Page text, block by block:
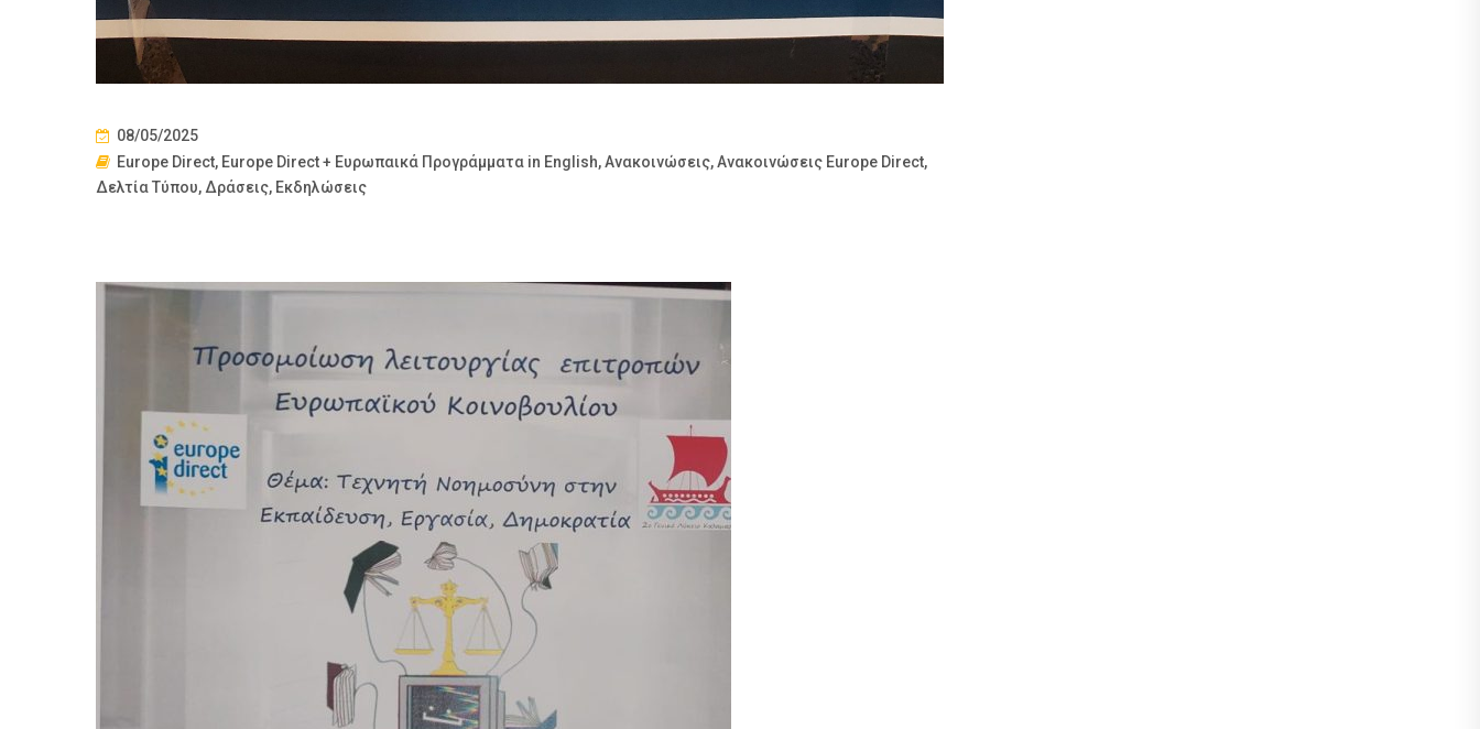
08/05/2025
Europe Direct, Europe Direct + Ευρωπαικά Προγράμματα in English,Ανακοινώσεις,Ανακοινώσεις Europe Direct,
Δελτία Τύπου, Δράσεις, Εκδηλώσεις